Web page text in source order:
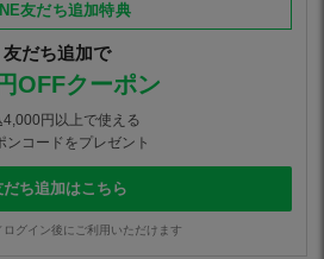
友だち追加特典
友だち追加で
OFFクーポン
4,000円以上で使える
ンコードをプレゼント
だち追加はこちら
グイン後にご利用いただけます